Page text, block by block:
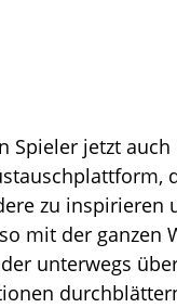
Spieler jetzt
zu inspirieren
mit der ganzen
unterwegs